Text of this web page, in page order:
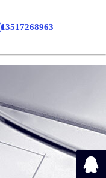
13517268963